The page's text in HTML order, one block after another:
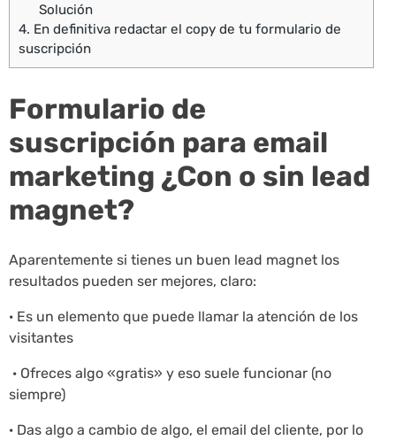
Solución
4. En definitiva redactar el copy de tu formulario de
suscripción
Formulario de
suscripción para email
marketing ¿Con o sin lead
magnet?
Aparentemente si tienes un buen lead magnet los
resultados pueden ser mejores, claro:
· Es un elemento que puede llamar la atención de los
visitantes
· Ofreces algo «gratis» y eso suele funcionar (no
siempre)
· Das algo a cambio de algo, el email del cliente, por lo